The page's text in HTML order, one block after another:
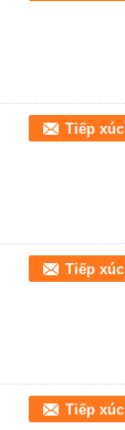
Tiếp xúc
Tiếp xúc
Tiếp xúc